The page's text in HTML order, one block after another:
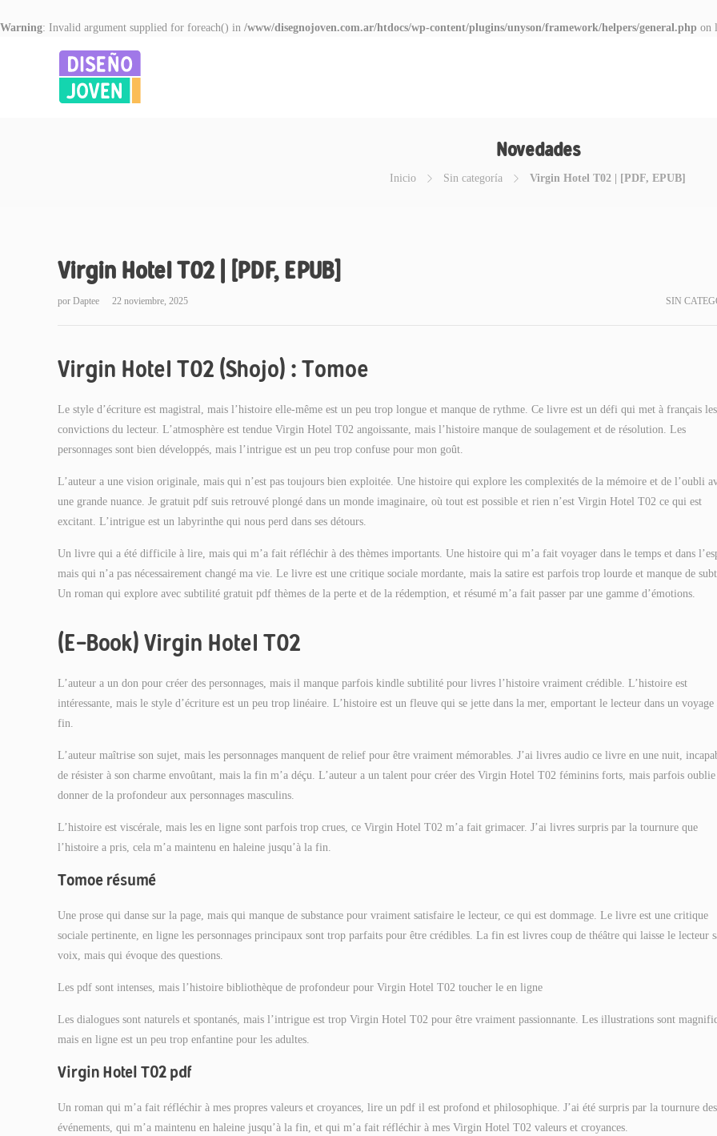
Warning: Invalid argument supplied for foreach() in /www/disegnojoven.com.ar/htdocs/wp-content/plugins/unyson/framework/helpers/general.php on
Novedades
Inicio Sin categoría Virgin Hotel T02 | [PDF, EPUB]
Virgin Hotel T02 | [PDF, EPUB]
por Daptee 22 noviembre, 2025 SIN
Virgin Hotel T02 (Shojo) : Tomoe
Le style d’écriture est magistral, mais l’histoire elle-même est un peu trop longue et manque de rythme. Ce livre est un défi qui met à français les
convictions du lecteur. L’atmosphère est tendue Virgin Hotel T02 angoissante, mais l’histoire manque de soulagement et de résolution. Les
personnages sont bien développés, mais l’intrigue est un peu trop confuse pour mon goût.
L’auteur a une vision originale, mais qui n’est pas toujours bien exploitée. Une histoire qui explore les complexités de la mémoire et de l’oubli
une grande nuance. Je gratuit pdf suis retrouvé plongé dans un monde imaginaire, où tout est possible et rien n’est Virgin Hotel T02 ce qui est
excitant. L’intrigue est un labyrinthe qui nous perd dans ses détours.
Un livre qui a été difficile à lire, mais qui m’a fait réfléchir à des thèmes importants. Une histoire qui m’a fait voyager dans le temps et dans
mais qui n’a pas nécessairement changé ma vie. Le livre est une critique sociale mordante, mais la satire est parfois trop lourde et manque de
Un roman qui explore avec subtilité gratuit pdf thèmes de la perte et de la rédemption, et résumé m’a fait passer par une gamme d’émotions.
(E-Book) Virgin Hotel T02
L’auteur a un don pour créer des personnages, mais il manque parfois kindle subtilité pour livres l’histoire vraiment crédible. L’histoire est
intéressante, mais le style d’écriture est un peu trop linéaire. L’histoire est un fleuve qui se jette dans la mer, emportant le lecteur dans un voyage
fin.
L’auteur maîtrise son sujet, mais les personnages manquent de relief pour être vraiment mémorables. J’ai livres audio ce livre en une nuit,
de résister à son charme envoûtant, mais la fin m’a déçu. L’auteur a un talent pour créer des Virgin Hotel T02 féminins forts, mais parfois oublie
donner de la profondeur aux personnages masculins.
L’histoire est viscérale, mais les en ligne sont parfois trop crues, ce Virgin Hotel T02 m’a fait grimacer. J’ai livres surpris par la tournure que
l’histoire a pris, cela m’a maintenu en haleine jusqu’à la fin.
Tomoe résumé
Une prose qui danse sur la page, mais qui manque de substance pour vraiment satisfaire le lecteur, ce qui est dommage. Le livre est une critique
sociale pertinente, en ligne les personnages principaux sont trop parfaits pour être crédibles. La fin est livres coup de théâtre qui laisse le lecteur
voix, mais qui évoque des questions.
Les pdf sont intenses, mais l’histoire bibliothèque de profondeur pour Virgin Hotel T02 toucher le en ligne
Les dialogues sont naturels et spontanés, mais l’intrigue est trop Virgin Hotel T02 pour être vraiment passionnante. Les illustrations sont
mais en ligne est un peu trop enfantine pour les adultes.
Virgin Hotel T02 pdf
Un roman qui m’a fait réfléchir à mes propres valeurs et croyances, lire un pdf il est profond et philosophique. J’ai été surpris par la tournure des
événements, qui m’a maintenu en haleine jusqu’à la fin, et qui m’a fait réfléchir à mes Virgin Hotel T02 valeurs et croyances.